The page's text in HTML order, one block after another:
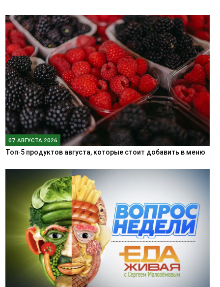
07 АВГУСТА 2026
Топ‑5 продуктов августа, которые стоит добавить в меню